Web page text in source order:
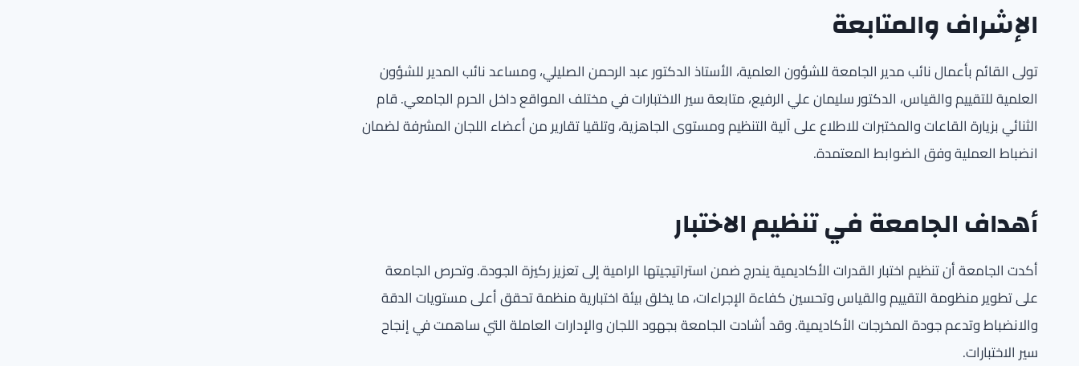
الإشراف والمتابعة
تولى القائم بأعمال نائب مدير الجامعة للشؤون العلمية، الأستاذ الدكتور عبد الرحمن الصليلي، ومساعد نائب المدير للشؤون
العلمية للتقييم والقياس، الدكتور سليمان علي الرفيع، متابعة سير الاختبارات في مختلف المواقع داخل الحرم الجامعي. قام
الثنائي بزيارة القاعات والمختبرات للاطلاع على آلية التنظيم ومستوى الجاهزية، وتلقيا تقارير من أعضاء اللجان المشرفة لضمان
انضباط العملية وفق الضوابط المعتمدة.
أهداف الجامعة في تنظيم الاختبار
أكدت الجامعة أن تنظيم اختبار القدرات الأكاديمية يندرج ضمن استراتيجيتها الرامية إلى تعزيز ركيزة الجودة. وتحرص الجامعة
على تطوير منظومة التقييم والقياس وتحسين كفاءة الإجراءات، ما يخلق بيئة اختبارية منظمة تحقق أعلى مستويات الدقة
والانضباط وتدعم جودة المخرجات الأكاديمية. وقد أشادت الجامعة بجهود اللجان والإدارات العاملة التي ساهمت في إنجاح
سير الاختبارات.